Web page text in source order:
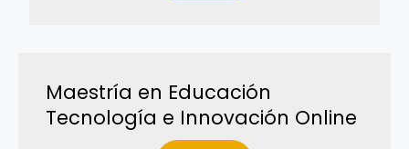
Maestría en Educación
Tecnología e Innovación Online